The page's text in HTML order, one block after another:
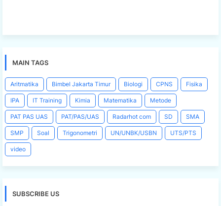
MAIN TAGS
Aritmatika Bimbel Jakarta Timur Biologi CPNS Fisika
IPA IT Training Kimia Matematika Metode
PAT PAS UAS PAT/PAS/UAS Radarhot com SD SMA
SMP Soal Trigonometri UN/UNBK/USBN UTS/PTS
video
SUBSCRIBE US